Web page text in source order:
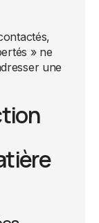
» ne
une